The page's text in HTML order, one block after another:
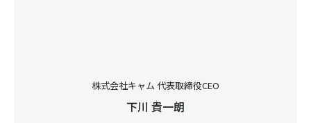
株式会社キャム 代表取締役CEO
下川 貴一朗